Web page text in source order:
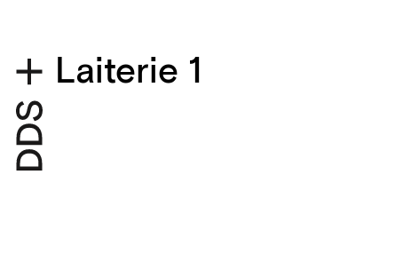
Laiterie 1